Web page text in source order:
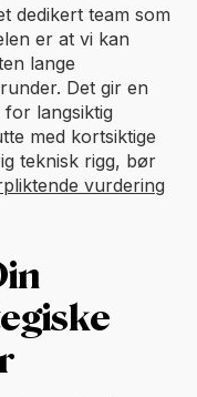
dedikert team som
er at vi kan
lange
Det gir en
langsiktig
med kortsiktige
teknisk rigg, bør
vurdering